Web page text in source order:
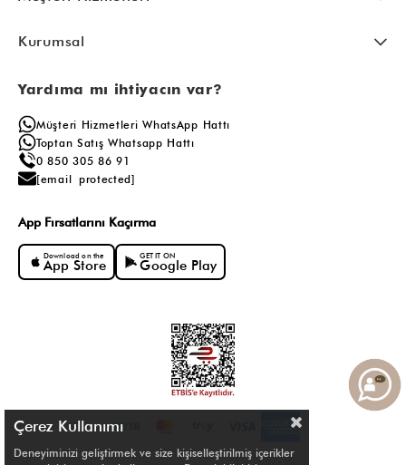
Kurumsal
Yardıma mı ihtiyacın var?
Müşteri Hizmetleri WhatsApp Hattı
Toptan Satış Whatsapp Hattı
0 850 305 86 91
[email protected]
App Fırsatlarını Kaçırma
Download on the
App Store
GET IT ON
Google Play
Çerez Kullanımı
Deneyiminizi geliştirmek ve size kişiselleştirilmiş içerikler